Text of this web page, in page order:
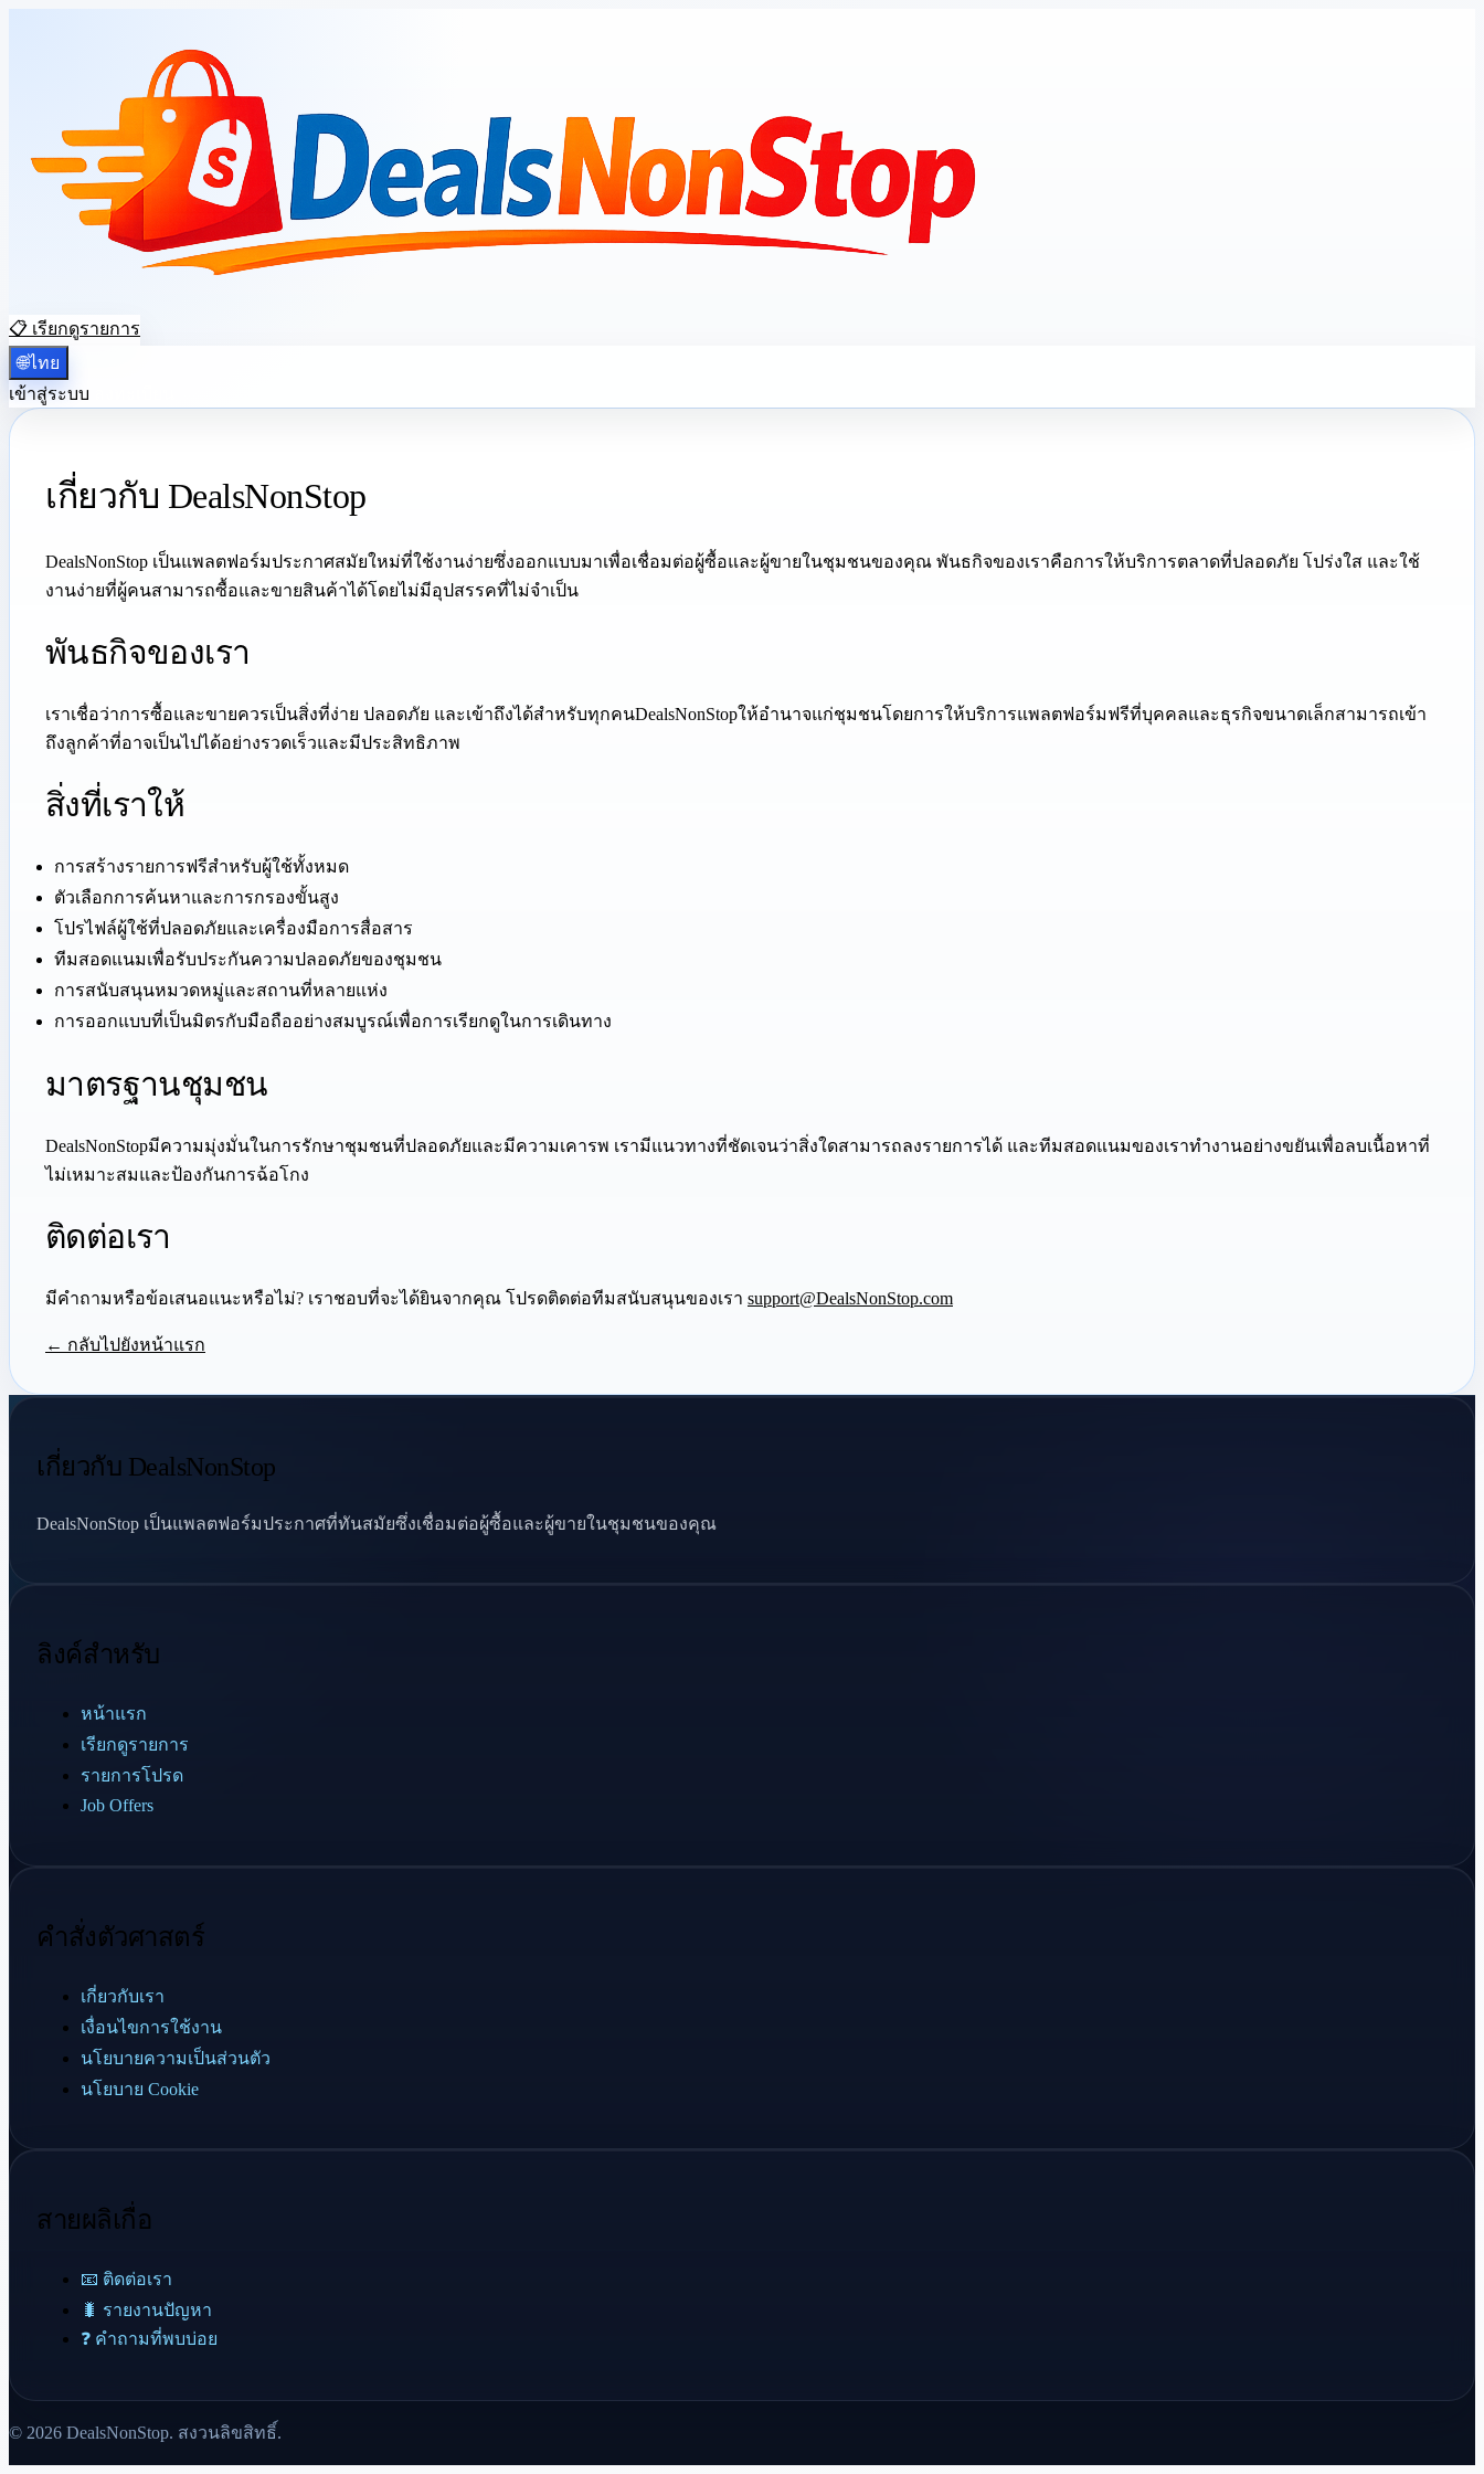
📋 เรียกดูรายการ
🌐ไทย
เข้าสู่ระบบ
เกี่ยวกับ DealsNonStop
DealsNonStop เป็นแพลตฟอร์มประกาศสมัยใหม่ที่ใช้งานง่ายซึ่งออกแบบมาเพื่อเชื่อมต่อผู้ซื้อและผู้ขายในชุมชนของคุณ พันธกิจของเราคือการให้บริการตลาดที่ปลอดภัย โปร่งใส และใช้
งานง่ายที่ผู้คนสามารถซื้อและขายสินค้าได้โดยไม่มีอุปสรรคที่ไม่จำเป็น
พันธกิจของเรา
เราเชื่อว่าการซื้อและขายควรเป็นสิ่งที่ง่าย ปลอดภัย และเข้าถึงได้สำหรับทุกคนDealsNonStopให้อำนาจแก่ชุมชนโดยการให้บริการแพลตฟอร์มฟรีที่บุคคลและธุรกิจขนาดเล็กสามารถเข้า
ถึงลูกค้าที่อาจเป็นไปได้อย่างรวดเร็วและมีประสิทธิภาพ
สิ่งที่เราให้
การสร้างรายการฟรีสำหรับผู้ใช้ทั้งหมด
ตัวเลือกการค้นหาและการกรองขั้นสูง
โปรไฟล์ผู้ใช้ที่ปลอดภัยและเครื่องมือการสื่อสาร
ทีมสอดแนมเพื่อรับประกันความปลอดภัยของชุมชน
การสนับสนุนหมวดหมู่และสถานที่หลายแห่ง
การออกแบบที่เป็นมิตรกับมือถืออย่างสมบูรณ์เพื่อการเรียกดูในการเดินทาง
มาตรฐานชุมชน
DealsNonStopมีความมุ่งมั่นในการรักษาชุมชนที่ปลอดภัยและมีความเคารพ เรามีแนวทางที่ชัดเจนว่าสิ่งใดสามารถลงรายการได้ และทีมสอดแนมของเราทำงานอย่างขยันเพื่อลบเนื้อหาที่
ไม่เหมาะสมและป้องกันการฉ้อโกง
ติดต่อเรา
มีคำถามหรือข้อเสนอแนะหรือไม่? เราชอบที่จะได้ยินจากคุณ โปรดติดต่อทีมสนับสนุนของเรา support@DealsNonStop.com
← กลับไปยังหน้าแรก
เกี่ยวกับ DealsNonStop
DealsNonStop เป็นแพลตฟอร์มประกาศที่ทันสมัยซึ่งเชื่อมต่อผู้ซื้อและผู้ขายในชุมชนของคุณ
ลิงค์สำหรับ
หน้าแรก
เรียกดูรายการ
รายการโปรด
Job Offers
คำสั่งตัวศาสตร์
เกี่ยวกับเรา
เงื่อนไขการใช้งาน
นโยบายความเป็นส่วนตัว
นโยบาย Cookie
สายผลิเกื่อ
📧 ติดต่อเรา
🐛 รายงานปัญหา
❓ คำถามที่พบบ่อย
© 2026 DealsNonStop. สงวนลิขสิทธิ์.